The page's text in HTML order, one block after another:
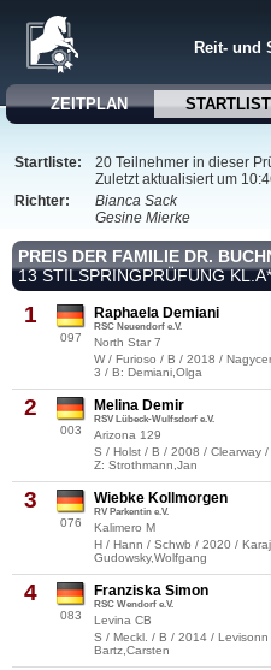
Reit- und
ZEITPLAN
Startliste:
20 Teilnehmer in dieser
Zuletzt aktualisiert um
Richter:
Bianca Sack
Gesine Mierke
PREIS DER FAMILIE DR.
13 STILSPRINGPRÜFUNG
1
097
Raphaela Demiani
RSC Neuendorf e.V.
North Star 7
W / Furioso / B / 2018 /
3 / B: Demiani,Olga
2
003
Melina Demir
RSV Lübeck-Wulfsdorf e.V.
Arizona 129
S / Holst / B / 2008 / Clearway
Z: Strothmann,Jan
3
076
Wiebke Kollmorgen
RV Parkentin e.V.
Kalimero M
H / Hann / Schwb / 2020 /
Gudowsky,Wolfgang
4
083
Franziska Simon
RSC Wendorf e.V.
Levina CB
S / Meckl. / B / 2014 /
Bartz,Carsten